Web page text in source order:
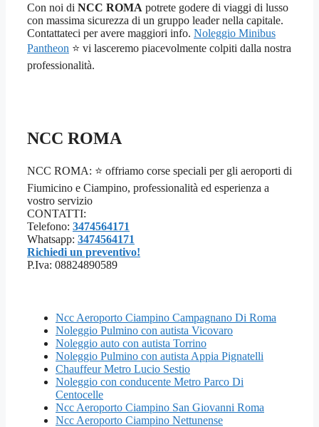
Con noi di NCC ROMA potrete godere di viaggi di lusso
con massima sicurezza di un gruppo leader nella capitale.
Contattateci per avere maggiori info. Noleggio Minibus
Pantheon ⭐ vi lasceremo piacevolmente colpiti dalla nostra
professionalità.
NCC ROMA
NCC ROMA: ⭐ offriamo corse speciali per gli aeroporti di
Fiumicino e Ciampino, professionalità ed esperienza a
vostro servizio
CONTATTI:
Telefono: 3474564171
Whatsapp: 3474564171
Richiedi un preventivo!
P.Iva: 08824890589
Ncc Aeroporto Ciampino Campagnano Di Roma
Noleggio Pulmino con autista Vicovaro
Noleggio auto con autista Torrino
Noleggio Pulmino con autista Appia Pignatelli
Chauffeur Metro Lucio Sestio
Noleggio con conducente Metro Parco Di
Centocelle
Ncc Aeroporto Ciampino San Giovanni Roma
Ncc Aeroporto Ciampino Nettunense